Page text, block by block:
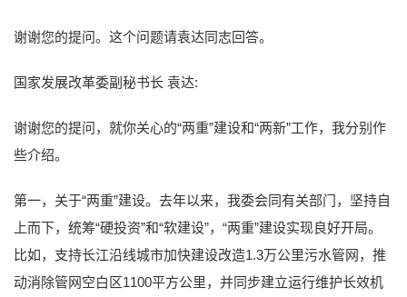
谢谢您的提问。这个问题请袁达同志回答。
国家发展改革委副秘书长 袁达:
谢谢您的提问，就你关心的“两重”建设和“两新”工作，我分别作
些介绍。
第一，关于“两重”建设。去年以来，我委会同有关部门，坚持自
上而下，统筹“硬投资”和“软建设”，“两重”建设实现良好开局。
比如，支持长江沿线城市加快建设改造1.3万公里污水管网，推
动消除管网空白区1100平方公里，并同步建立运行维护长效机